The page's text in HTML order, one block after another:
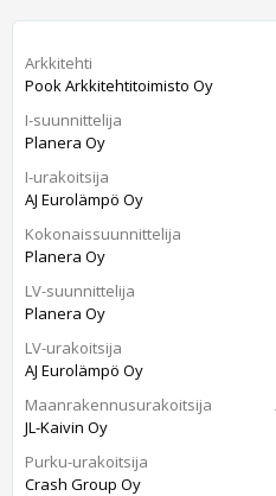
Arkkitehti
Pook Arkkitehtitoimisto Oy
I-suunnittelija
Planera Oy
I-urakoitsija
AJ Eurolämpö Oy
Kokonaissuunnittelija
Planera Oy
LV-suunnittelija
Planera Oy
LV-urakoitsija
AJ Eurolämpö Oy
Maanrakennusurakoitsija
JL-Kaivin Oy
Purku-urakoitsija
Crash Group Oy